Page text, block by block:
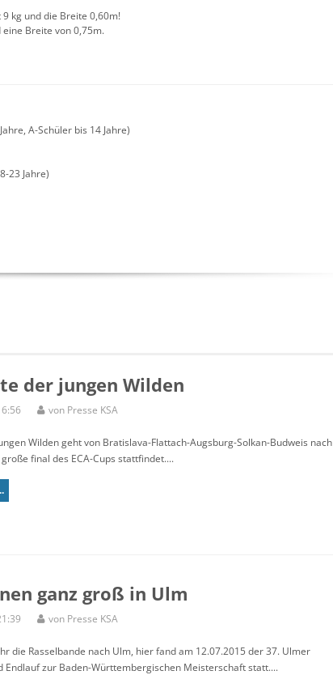
kg und die Breite 0,60m!
Breite von 0,75m.
A-Schüler bis 14 Jahre)
23 Jahre)
der jungen Wilden
von Presse KSA
Wilden geht von Bratislava-Flattach-Augsburg-Solkan-Budweis nach
final des ECA-Cups stattfindet....
ganz groß in Ulm
von Presse KSA
die Rasselbande nach Ulm, hier fand am 12.07.2015 der 37. Ulmer
Endlauf zur Baden-Württembergischen Meisterschaft statt....